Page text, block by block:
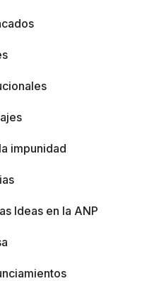
impunidad
Ideas en la ANP